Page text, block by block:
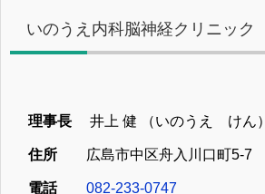
いのうえ内科脳神経クリニック
理事長 井上 健 （いのうえ けん）
住所 広島市中区舟入川口町5-7
電話 082-233-0747